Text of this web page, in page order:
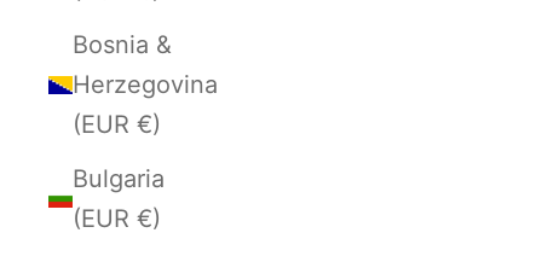
Bosnia &
Herzegovina
(EUR €)
Bulgaria
(EUR €)